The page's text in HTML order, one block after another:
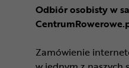
Odbiór osobisty w
Zamówienie